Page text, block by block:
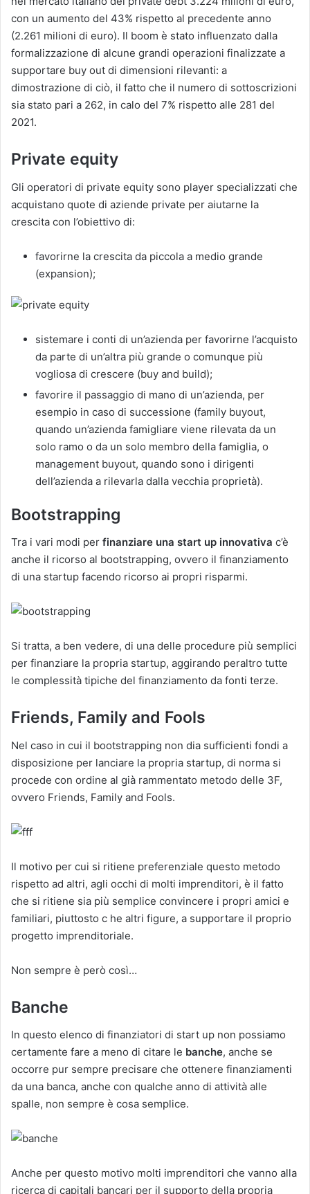
con un aumento del 43% rispetto al precedente anno
(2.261 milioni di euro). Il boom è stato influenzato dalla
formalizzazione di alcune grandi operazioni finalizzate a
supportare buy out di dimensioni rilevanti: a
dimostrazione di ciò, il fatto che il numero di sottoscrizioni
sia stato pari a 262, in calo del 7% rispetto alle 281 del
2021.
Private equity
Gli operatori di private equity sono player specializzati che
acquistano quote di aziende private per aiutarne la
crescita con l’obiettivo di:
favorirne la crescita da piccola a medio grande
(expansion);
sistemare i conti di un’azienda per favorirne l’acquisto
da parte di un’altra più grande o comunque più
vogliosa di crescere (buy and build);
favorire il passaggio di mano di un’azienda, per
esempio in caso di successione (family buyout,
quando un’azienda famigliare viene rilevata da un
solo ramo o da un solo membro della famiglia, o
management buyout, quando sono i dirigenti
dell’azienda a rilevarla dalla vecchia proprietà).
Bootstrapping
Tra i vari modi per finanziare una start up innovativa c’è
anche il ricorso al bootstrapping, ovvero il finanziamento
di una startup facendo ricorso ai propri risparmi.
Si tratta, a ben vedere, di una delle procedure più semplici
per finanziare la propria startup, aggirando peraltro tutte
le complessità tipiche del finanziamento da fonti terze.
Friends, Family and Fools
Nel caso in cui il bootstrapping non dia sufficienti fondi a
disposizione per lanciare la propria startup, di norma si
procede con ordine al già rammentato metodo delle 3F,
ovvero Friends, Family and Fools.
Il motivo per cui si ritiene preferenziale questo metodo
rispetto ad altri, agli occhi di molti imprenditori, è il fatto
che si ritiene sia più semplice convincere i propri amici e
familiari, piuttosto c he altri figure, a supportare il proprio
progetto imprenditoriale.
Non sempre è però così…
Banche
In questo elenco di finanziatori di start up non possiamo
certamente fare a meno di citare le banche, anche se
occorre pur sempre precisare che ottenere finanziamenti
da una banca, anche con qualche anno di attività alle
spalle, non sempre è cosa semplice.
Anche per questo motivo molti imprenditori che vanno alla
ricerca di capitali bancari per il supporto della propria